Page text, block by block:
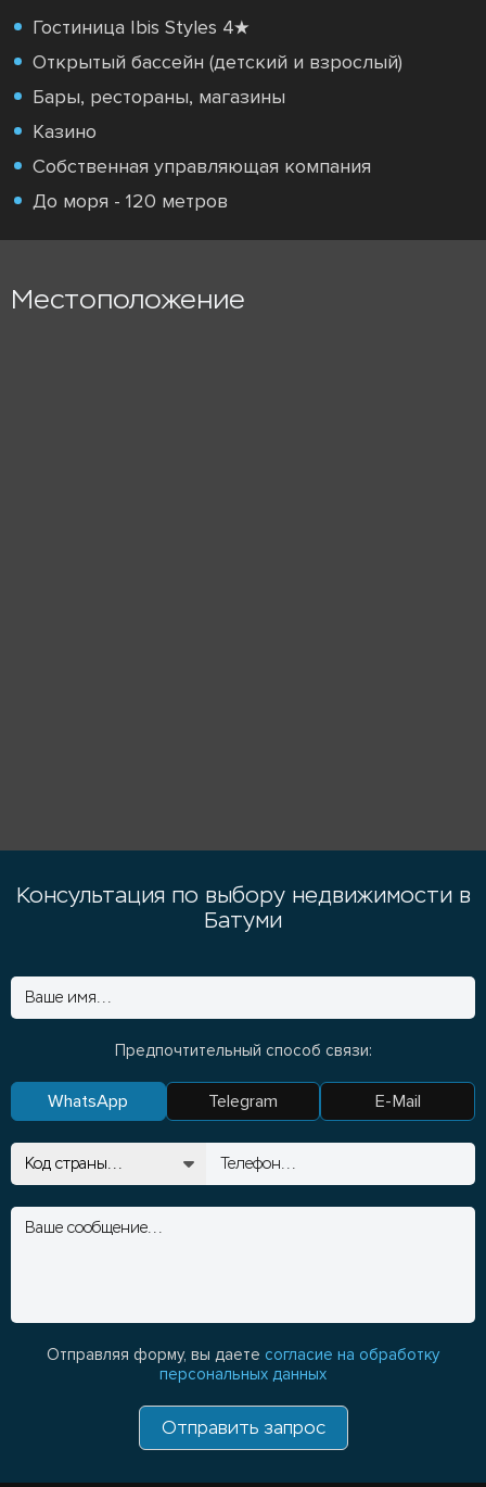
Гостиница Ibis Styles 4★
Открытый бассейн (детский и взрослый)
Бары, рестораны, магазины
Казино
Собственная управляющая компания
До моря - 120 метров
Местоположение
Консультация по выбору недвижимости в
Батуми
Предпочтительный способ связи:
WhatsApp Telegram E-Mail
Отправляя форму, вы даете согласие на обработку
персональных данных
Отправить запрос